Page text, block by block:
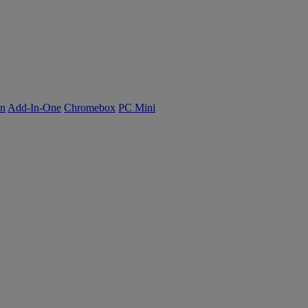
Add-In-One Chromebox PC Mini